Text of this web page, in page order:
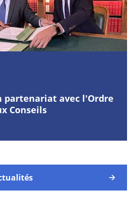
partenariat avec l'Ordre
Conseils